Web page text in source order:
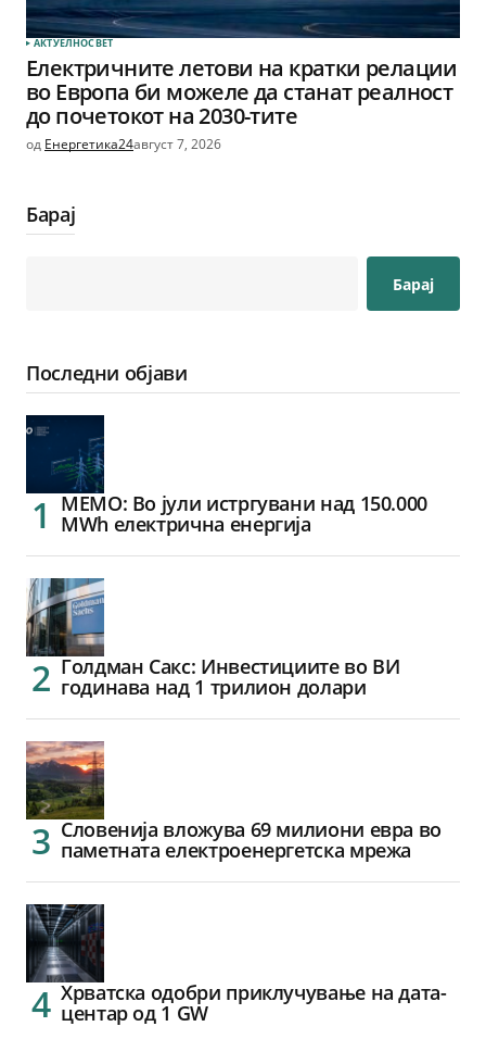
АКТУЕЛНОСВЕТ
Електричните летови на кратки релации
во Европа би можеле да станат реалност
до почетокот на 2030-тите
од Енергетика24август 7, 2026
Барај
Барај
Последни објави
МЕМО: Во јули истргувани над 150.000
MWh електрична енергија
Голдман Сакс: Инвестициите во ВИ
годинава над 1 трилион долари
Словенија вложува 69 милиони евра во
паметната електроенергетска мрежа
Хрватска одобри приклучување на дата-
центар од 1 GW